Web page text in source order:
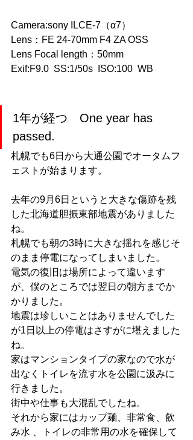
Camera:sony ILCE-7（α7）
Lens：FE 24-70mm F4 ZA OSS
Lens Focal length：50mm
Exif:F9.0  SS:1/50s  ISO:100  WB
1年が経つ　One year has
passed.
札幌でも6日から大通公園でオータムフ
ェストが始まります。
去年の9月6日というと大きな傷跡を残
した北海道胆振東部地震がありました
ね。
札幌でも朝の3時に大きな揺れを感じそ
のまま停電になってしまいました。
電気の復旧は場所によって違います
が、僕のところでは翌日の朝方までか
かりました。
地震は珍しいことはありませんでした
が1日以上の停電はさすがに堪えました
ね。
家はマンションタイプの家なので水が
出なくトイレを流す水を公園に汲みに
行きました。
街中や仕事も大混乱でしたね。
それから家にはカップ麺、非常食、飲
み水 、トイレの非常用の水を確保して